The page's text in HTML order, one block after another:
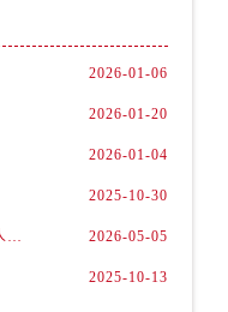
2026-01-06
2026-01-20
2026-01-04
2025-10-30
3秒识破假欧米茄！这些细节90%的人都忽略了 2026-05-05
2025-10-13